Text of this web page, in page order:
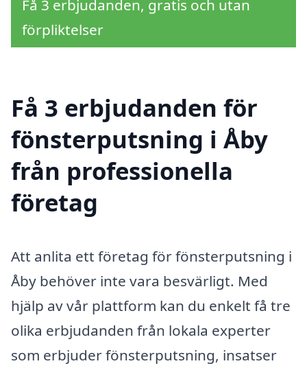
Få 3 erbjudanden, gratis och utan
förpliktelser
Få 3 erbjudanden för
fönsterputsning i Åby
från professionella
företag
Att anlita ett företag för fönsterputsning i
Åby behöver inte vara besvärligt. Med
hjälp av vår plattform kan du enkelt få tre
olika erbjudanden från lokala experter
som erbjuder fönsterputsning, insatser